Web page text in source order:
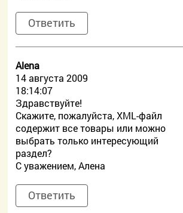
Ответить
Alena
14 августа 2009
18:14:07
Здравствуйте!
Скажите, пожалуйста, XML-файл
содержит все товары или можно
выбрать только интересующий
раздел?
С уважением, Алена
Ответить